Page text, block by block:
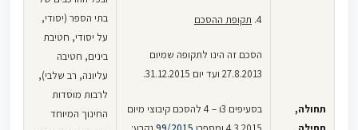
תחולה,
4. תקופת ההסכם
הסכם זה הינו לתקופה שמיום
27.8.2013 ועד יום 31.12.2015.
בסעיפים 3ו – 4 להסכם קיבוצי מיום
בתי הספר (יסודי,
על יסודי, חטיבת
בינים, חטיבה
עליונה, רב שלבי),
לרבות מוסדות
החינוך המיוחד